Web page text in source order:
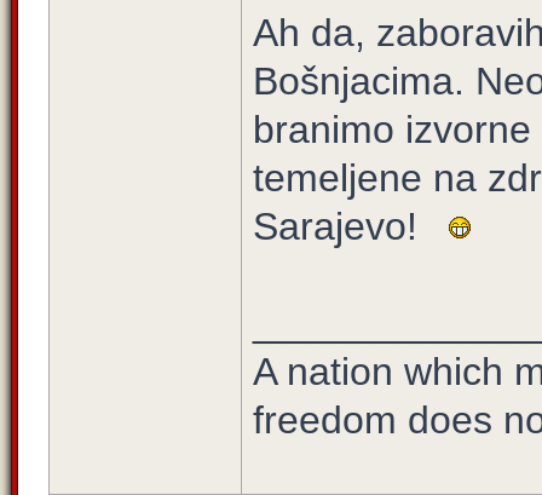
Ah da,
Bošnjacima.
branimo
temeljene na
Sarajevo!
A nation which
freedom does